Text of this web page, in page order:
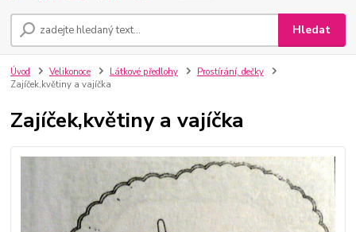
Hledat
Úvod Velikonoce Látkové předlohy
Prostírání, dečky
Zajíček,květiny a vajíčka
Zajíček,květiny a vajíčka